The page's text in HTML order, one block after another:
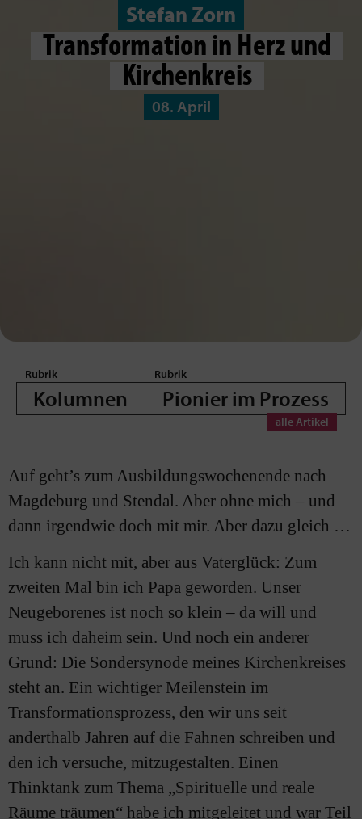
Stefan Zorn
Transformation in Herz und
Kirchenkreis
08. April
Kolumnen Pionier im Prozess
Auf geht’s zum Ausbildungswochenende nach
Magdeburg und Stendal. Aber ohne mich – und
dann irgendwie doch mit mir. Aber dazu gleich …
Ich kann nicht mit, aber aus Vaterglück: Zum
zweiten Mal bin ich Papa geworden. Unser
Neugeborenes ist noch so klein – da will und
muss ich daheim sein. Und noch ein anderer
Grund: Die Sondersynode meines Kirchenkreises
steht an. Ein wichtiger Meilenstein im
Transformationsprozess, den wir uns seit
anderthalb Jahren auf die Fahnen schreiben und
den ich versuche, mitzugestalten. Einen
Thinktank zum Thema „Spirituelle und reale
Räume träumen“ habe ich mitgeleitet und war Teil